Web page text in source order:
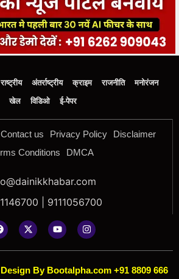
राष्ट्रीय अंतर्राष्ट्रीय क्राइम राजनीति
मनोरंजन
खेल
विडिओ ई-पेपर
Contact us Privacy Policy
Disclaimer
Conditions
DMCA
| 9111056700
Design By Bootalpha.com +91 8809 666